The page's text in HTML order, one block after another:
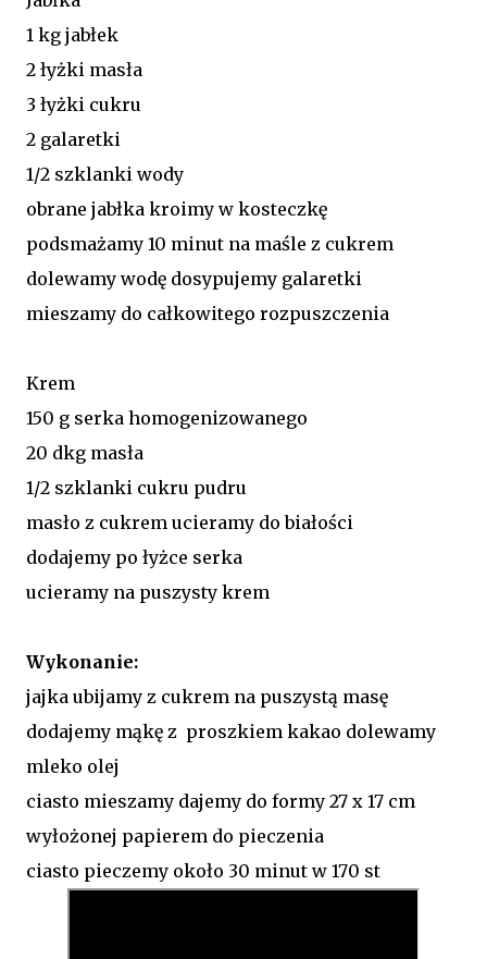
1 kg jabłek
2 łyżki masła
3 łyżki cukru
2 galaretki
1/2 szklanki wody
obrane jabłka kroimy w kosteczkę
podsmażamy 10 minut na maśle z cukrem
dolewamy wodę dosypujemy galaretki
mieszamy do całkowitego rozpuszczenia
Krem
150 g serka homogenizowanego
20 dkg masła
1/2 szklanki cukru pudru
masło z cukrem ucieramy do białości
dodajemy po łyżce serka
ucieramy na puszysty krem
Wykonanie:
jajka ubijamy z cukrem na puszystą masę
dodajemy mąkę z proszkiem kakao dolewamy
mleko olej
ciasto mieszamy dajemy do formy 27 x 17 cm
wyłożonej papierem do pieczenia
ciasto pieczemy około 30 minut w 170 st